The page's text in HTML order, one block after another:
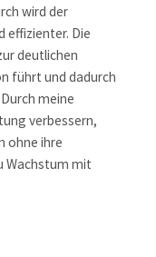
wird der
effizienter. Die
deutlichen
führt und dadurch
meine
verbessern,
ohne ihre
Wachstum mit